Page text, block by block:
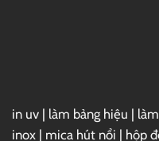
in uv | làm bảng hiệu |
inox | mica hút nổi | hộp